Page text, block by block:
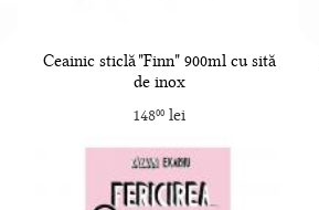
Ceainic sticlă "Finn" 900ml cu sită
de inox
14800 lei